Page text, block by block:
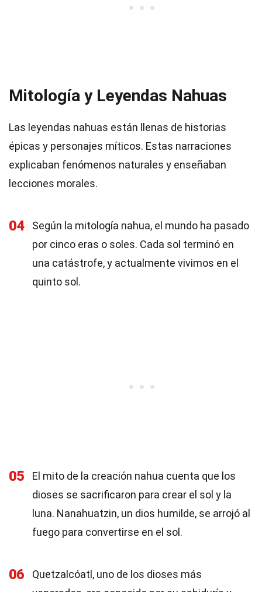
Mitología y Leyendas Nahuas
Las leyendas nahuas están llenas de historias
épicas y personajes míticos. Estas narraciones
explicaban fenómenos naturales y enseñaban
lecciones morales.
04
Según la mitología nahua, el mundo ha pasado
por cinco eras o soles. Cada sol terminó en
una catástrofe, y actualmente vivimos en el
quinto sol.
05
El mito de la creación nahua cuenta que los
dioses se sacrificaron para crear el sol y la
luna. Nanahuatzin, un dios humilde, se arrojó al
fuego para convertirse en el sol.
06
Quetzalcóatl, uno de los dioses más